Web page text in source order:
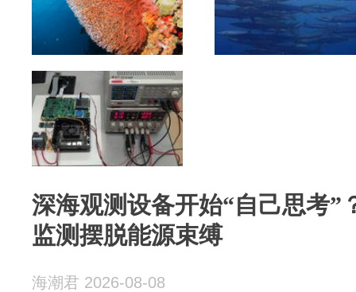
深海观测设备开始“自己思考”
监测摆脱能源束缚
海潮君 2026-08-08